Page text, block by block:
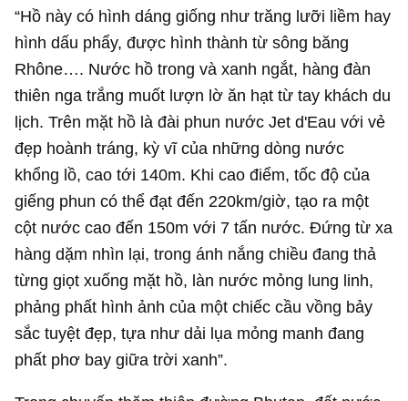
“Hồ này có hình dáng giống như trăng lưỡi liềm hay
hình dấu phẩy, được hình thành từ sông băng
Rhône…. Nước hồ trong và xanh ngắt, hàng đàn
thiên nga trắng muốt lượn lờ ăn hạt từ tay khách du
lịch. Trên mặt hồ là đài phun nước Jet d'Eau với vẻ
đẹp hoành tráng, kỳ vĩ của những dòng nước
khổng lồ, cao tới 140m. Khi cao điểm, tốc độ của
giếng phun có thể đạt đến 220km/giờ, tạo ra một
cột nước cao đến 150m với 7 tấn nước. Đứng từ xa
hàng dặm nhìn lại, trong ánh nắng chiều đang thả
từng giọt xuống mặt hồ, làn nước mỏng lung linh,
phảng phất hình ảnh của một chiếc cầu vồng bảy
sắc tuyệt đẹp, tựa như dải lụa mỏng manh đang
phất phơ bay giữa trời xanh”.